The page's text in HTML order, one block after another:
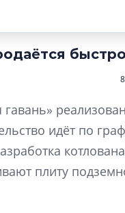
быстро
идёт по
плиту